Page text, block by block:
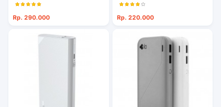
Rp. 290.000 Rp. 220.000